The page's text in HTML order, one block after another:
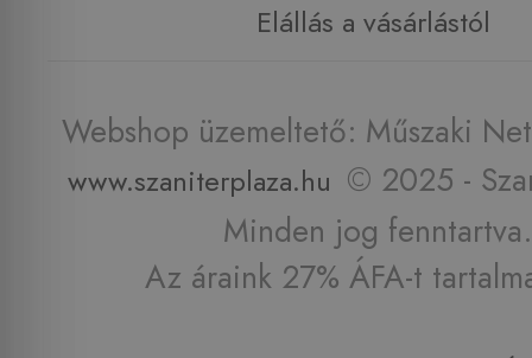
Elállás a vásárlástól
Webshop üzemeltető: Műszaki
www.szaniterplaza.hu © 2025 -
Minden jog fenntartva.
Az áraink 27% ÁFA-t